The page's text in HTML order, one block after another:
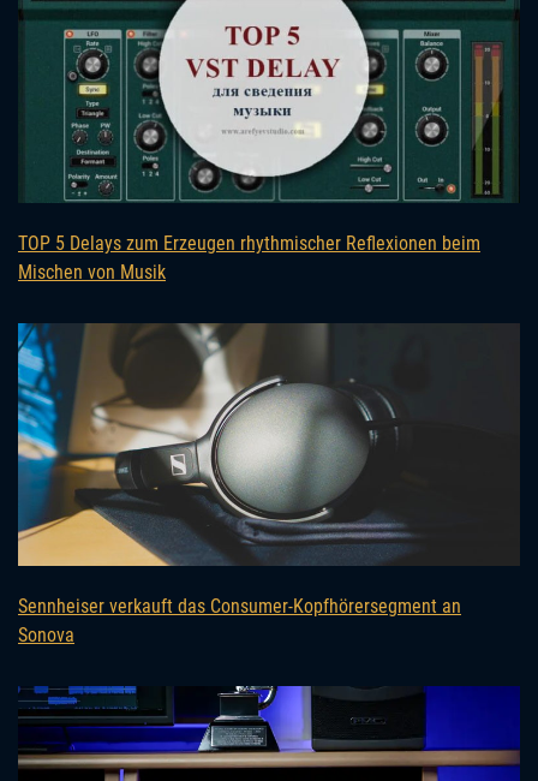
TOP 5 Delays zum Erzeugen rhythmischer Reflexionen beim
Mischen von Musik
Sennheiser verkauft das Consumer-Kopfhörersegment an
Sonova